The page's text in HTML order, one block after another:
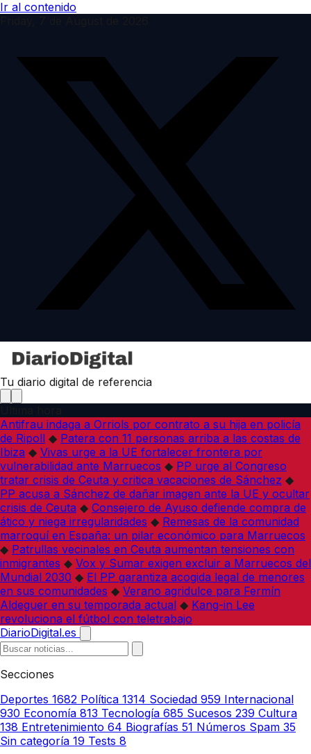
Ir al contenido
Tu diario digital de referencia
Antifrau indaga a Orriols por contrato a su hija en policía
de Ripoll ◆ Patera con 11 personas arriba a las costas de
Ibiza ◆ Vivas urge a la UE fortalecer frontera por
vulnerabilidad ante Marruecos ◆ PP urge al Congreso
tratar crisis de Ceuta y critica vacaciones de Sánchez ◆
PP acusa a Sánchez de dañar imagen ante la UE y ocultar
crisis de Ceuta ◆ Consejero de Ayuso defiende compra de
ático y niega irregularidades ◆ Remesas de la comunidad
marroquí en España: un pilar económico para Marruecos
◆ Patrullas vecinales en Ceuta aumentan tensiones con
inmigrantes ◆ Vox y Sumar exigen excluir a Marruecos del
Mundial 2030 ◆ El PP garantiza acogida legal de menores
en sus comunidades ◆ Verano agridulce para Fermín
Aldeguer en su temporada actual ◆ Kang-in Lee
revoluciona el fútbol con teletrabajo
DiarioDigital.es
Secciones
Deportes 1682 Política 1314 Sociedad 959 Internacional
930 Economía 813 Tecnología 685 Sucesos 239 Cultura
138 Entretenimiento 64 Biografías 51 Números Spam 35
Sin categoría 19 Tests 8